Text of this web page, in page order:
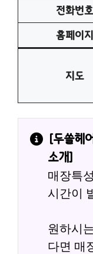
전화번호
홈페이지
지도
[두쏠헤
소개]
매장특
시간이
원하시
다면 매